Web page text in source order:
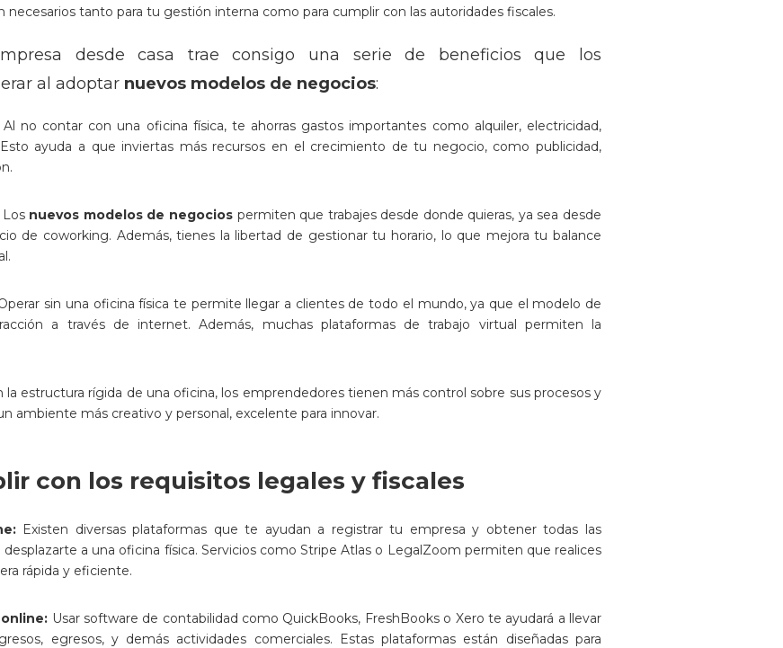
necesarios tanto para tu gestión interna como para cumplir con las autoridades fiscales.
desde casa trae consigo una serie de beneficios que los
al adoptar nuevos modelos de negocios:
Al no contar con una oficina física, te ahorras gastos importantes como alquiler, electricidad,
ayuda a que inviertas más recursos en el crecimiento de tu negocio, como publicidad,
Los nuevos modelos de negocios permiten que trabajes desde donde quieras, ya sea desde
de coworking. Además, tienes la libertad de gestionar tu horario, lo que mejora tu balance
sin una oficina física te permite llegar a clientes de todo el mundo, ya que el modelo de
a través de internet. Además, muchas plataformas de trabajo virtual permiten la
la estructura rígida de una oficina, los emprendedores tienen más control sobre sus procesos y
ambiente más creativo y personal, excelente para innovar.
con los requisitos legales y fiscales
Existen diversas plataformas que te ayudan a registrar tu empresa y obtener todas las
a una oficina física. Servicios como Stripe Atlas o LegalZoom permiten que realices
rápida y eficiente.
Usar software de contabilidad como QuickBooks, FreshBooks o Xero te ayudará a llevar
egresos, y demás actividades comerciales. Estas plataformas están diseñadas para